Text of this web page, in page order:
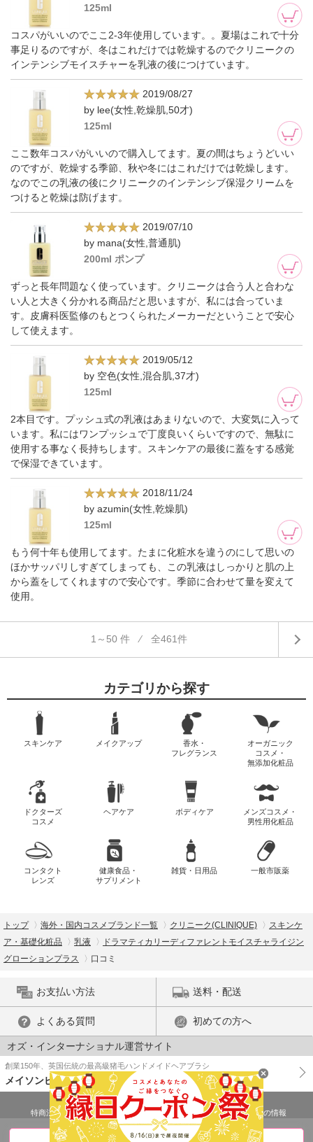
125ml
コスパがいいのでここ2-3年使用しています。。夏場はこれで十分
事足りるのですが、冬はこれだけでは乾燥するのでクリニークの
インテンシブモイスチャーを乳液の後につけています。
2019/08/27
by lee(女性,乾燥肌,50才)
125ml
ここ数年コスパがいいので購入してます。夏の間はちょうどいい
のですが、乾燥する季節、秋や冬にはこれだけでは乾燥します。
なのでこの乳液の後にクリニークのインテンシブ保湿クリームを
つけると乾燥は防げます。
2019/07/10
by mana(女性,普通肌)
200ml ポンプ
ずっと長年問題なく使っています。クリニークは合う人と合わな
い人と大きく分かれる商品だと思いますが、私には合っていま
す。皮膚科医監修のもとつくられたメーカーだということで安心
して使えます。
2019/05/12
by 空色(女性,混合肌,37才)
125ml
2本目です。プッシュ式の乳液はあまりないので、大変気に入って
います。私にはワンプッシュで丁度良いくらいですので、無駄に
使用する事なく長持ちします。スキンケアの最後に蓋をする感覚
で保湿できています。
2018/11/24
by azumin(女性,乾燥肌)
125ml
もう何十年も使用してます。たまに化粧水を違うのにして思いの
ほかサッパリしすぎてしまっても、この乳液はしっかりと肌の上
から蓋をしてくれますので安心です。季節に合わせて量を変えて
使用。
1～50 件 ⁄ 全461件
カテゴリから探す
スキンケア メイクアップ
香水・
フレグランス
オーガニック
コスメ・
無添加化粧品
ドクターズ
コスメ
ヘアケア ボディケア
メンズコスメ・
男性用化粧品
コンタクト
レンズ
健康食品・
サプリメント
雑貨・日用品 一般市販薬
トップ 海外・国内コスメブランド一覧 クリニーク(CLINIQUE)
スキンケ
ア・基礎化粧品
乳液
ドラマティカリーディファレントモイスチャライジン
グローションプラス
口コミ
お支払い方法 送料・配送
よくある質問 初めての方へ
オズ・インターナショナル運営サイト
創業150年、英国伝統の最高級猪毛ハンドメイドヘアブラシ
メイソンピアソン
特商法に基づく表示 プライバシーポリシー
医薬品販売許可証の情報
ご利用規約
PC版で表示